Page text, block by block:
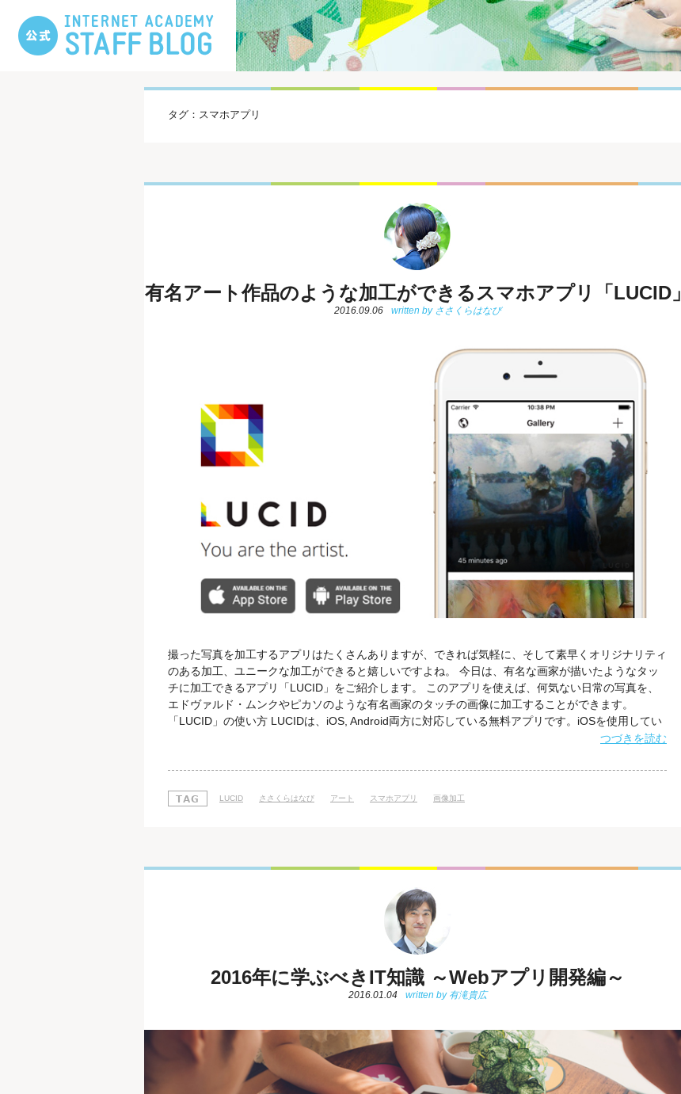
タグ：スマホアプリ
有名アート作品のような加工ができるスマホアプリ「LUCID」
2016.09.06
撮った写真を加工するアプリはたくさんありますが、できれば気軽に、そして素早くオリジナリティ
のある加工、ユニークな加工ができると嬉しいですよね。 今日は、有名な画家が描いたようなタッ
チに加工できるアプリ「LUCID」をご紹介します。 このアプリを使えば、何気ない日常の写真を、
エドヴァルド・ムンクやピカソのような有名画家のタッチの画像に加工することができます。
「LUCID」の使い方 LUCIDは、iOS, Android両方に対応している無料アプリです。iOSを使用してい
る方はApp Storeへ、Andoridユーザーの方はPlay Storeでそれぞれアプリをインストールしましょ
ップ2 有名画家
つづきを読む
LUCID ささくらはなび アート スマホアプリ 画像加工
2016年に学ぶべきIT知識 ～Webアプリ開発編～
2016.01.04